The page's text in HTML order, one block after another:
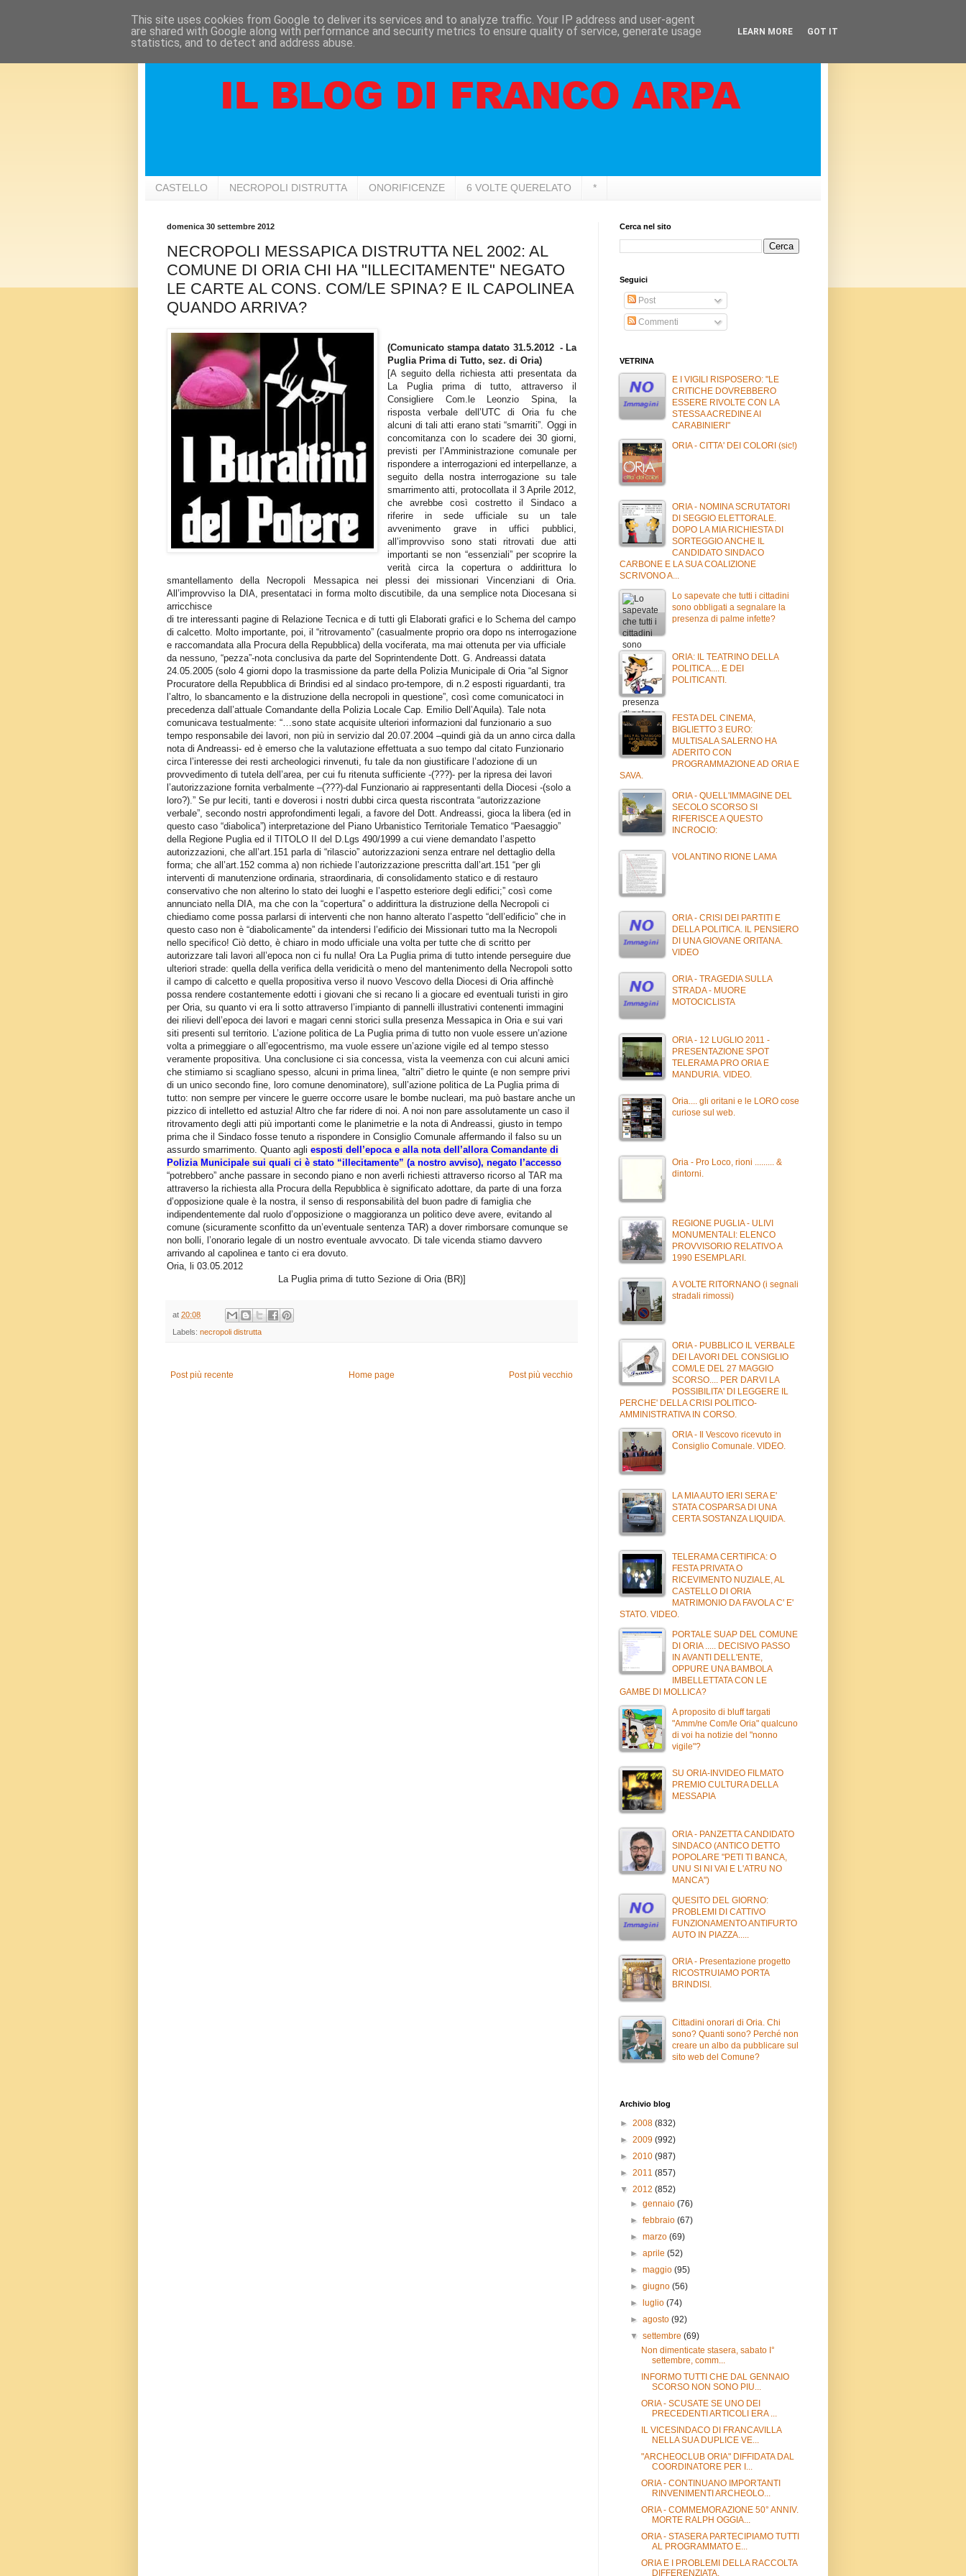
CASTELLO NECROPOLI DISTRUTTA ONORIFICENZE 6 VOLTE QUERELATO *
domenica 30 settembre 2012
NECROPOLI MESSAPICA DISTRUTTA NEL 2002: AL
COMUNE DI ORIA CHI HA "ILLECITAMENTE" NEGATO
LE CARTE AL CONS. COM/LE SPINA? E IL CAPOLINEA
QUANDO ARRIVA?
(Comunicato stampa datato 31.5.2012 - La
Puglia Prima di Tutto, sez. di Oria)
[A seguito della richiesta atti presentata da
La Puglia prima di tutto, attraverso il
Consigliere Com.le Leonzio Spina, la
risposta verbale dell’UTC di Oria fu che
alcuni di tali atti erano stati “smarriti”. Oggi in
concomitanza con lo scadere dei 30 giorni,
previsti per l’Amministrazione comunale per
rispondere a interrogazioni ed interpellanze, a
seguito della nostra interrogazione su tale
smarrimento atti, protocollata il 3 Aprile 2012,
che avrebbe così costretto il Sindaco a
riferire in sede ufficiale su un tale
avvenimento grave in uffici pubblici,
all’improvviso sono stati ritrovati due atti
importanti se non “essenziali” per scoprire la
verità circa la copertura o addirittura lo
smantellamento della Necropoli Messapica nei plessi dei missionari Vincenziani di Oria.
All’improvviso la DIA, presentataci in forma molto discutibile, da una semplice nota Diocesana si
arricchisce
di tre interessanti pagine di Relazione Tecnica e di tutti gli Elaborati grafici e lo Schema del campo
di calcetto. Molto importante, poi, il “ritrovamento” (casualmente proprio ora dopo ns interrogazione
e raccomandata alla Procura della Repubblica) della vociferata, ma mai ottenuta per via ufficiale
da nessuno, “pezza”-nota conclusiva da parte del Soprintendente Dott. G. Andreassi datata
24.05.2005 (solo 4 giorni dopo la trasmissione da parte della Polizia Municipale di Oria “al Signor
Procuratore della Repubblica di Brindisi ed al sindaco pro-tempore, di n.2 esposti riguardanti, tra
l’altro, lo sbancamento e la distruzione della necropoli in questione”, così come comunicatoci in
precedenza dall’attuale Comandante della Polizia Locale Cap. Emilio Dell’Aquila). Tale nota
comunicava testualmente: “…sono state acquisite ulteriori informazioni dal funzionario a suo
tempo responsabile dei lavori, non più in servizio dal 20.07.2004 –quindi già da un anno circa dalla
nota di Andreassi- ed è emerso che la valutazione effettuata a suo tempo dal citato Funzionario
circa l’interesse dei resti archeologici rinvenuti, fu tale da non giustificare l’adozione di un
provvedimento di tutela dell’area, per cui fu ritenuta sufficiente -(???)- per la ripresa dei lavori
l’autorizzazione fornita verbalmente –(???)-dal Funzionario ai rappresentanti della Diocesi -(solo a
loro?).” Se pur leciti, tanti e doverosi i nostri dubbi circa questa riscontrata “autorizzazione
verbale”, secondo nostri approfondimenti legali, a favore del Dott. Andreassi, gioca la libera (ed in
questo caso “diabolica”) interpretazione del Piano Urbanistico Territoriale Tematico “Paesaggio”
della Regione Puglia ed il TITOLO II del D.Lgs 490/1999 a cui viene demandato l’aspetto
autorizzazioni, che all’art.151 parla di “rilascio” autorizzazioni senza entrare nel dettaglio della
forma; che all’art.152 comma a) non richiede l’autorizzazione prescritta dall’art.151 “per gli
interventi di manutenzione ordinaria, straordinaria, di consolidamento statico e di restauro
conservativo che non alterino lo stato dei luoghi e l’aspetto esteriore degli edifici;” così come
annunciato nella DIA, ma che con la “copertura” o addirittura la distruzione della Necropoli ci
chiediamo come possa parlarsi di interventi che non hanno alterato l’aspetto “dell’edificio” che in
questo caso non è “diabolicamente” da intendersi l’edificio dei Missionari tutto ma la Necropoli
nello specifico! Ciò detto, è chiaro in modo ufficiale una volta per tutte che di scritto per
autorizzare tali lavori all’epoca non ci fu nulla! Ora La Puglia prima di tutto intende perseguire due
ulteriori strade: quella della verifica della veridicità o meno del mantenimento della Necropoli sotto
il campo di calcetto e quella propositiva verso il nuovo Vescovo della Diocesi di Oria affinchè
possa rendere costantemente edotti i giovani che si recano li a giocare ed eventuali turisti in giro
per Oria, su quanto vi era li sotto attraverso l’impianto di pannelli illustrativi contenenti immagini
dei rilievi dell’epoca dei lavori e magari cenni storici sulla presenza Messapica in Oria e sui vari
siti presenti sul territorio. L’azione politica de La Puglia prima di tutto non vuole essere un’azione
volta a primeggiare o all’egocentrismo, ma vuole essere un’azione vigile ed al tempo stesso
veramente propositiva. Una conclusione ci sia concessa, vista la veemenza con cui alcuni amici
che stimiamo si scagliano spesso, alcuni in prima linea, “altri” dietro le quinte (e non sempre privi
di un unico secondo fine, loro comune denominatore), sull’azione politica de La Puglia prima di
tutto: non sempre per vincere le guerre occorre usare le bombe nucleari, ma può bastare anche un
pizzico di intelletto ed astuzia! Altro che far ridere di noi. A noi non pare assolutamente un caso il
ritrovamento degli atti più importanti come le planimetrie e la nota di Andreassi, giusto in tempo
prima che il Sindaco fosse tenuto a rispondere in Consiglio Comunale affermando il falso su un
assurdo smarrimento. Quanto agli esposti dell’epoca e alla nota dell’allora Comandante di
Polizia Municipale sui quali ci è stato “illecitamente” (a nostro avviso), negato l’accesso
“potrebbero” anche passare in secondo piano e non averli richiesti attraverso ricorso al TAR ma
attraverso la richiesta alla Procura della Repubblica è significato adottare, da parte di una forza
d’opposizione quale è la nostra, il senso di responsabilità del buon padre di famiglia che
indipendentemente dal ruolo d’opposizione o maggioranza un politico deve avere, evitando al
comune (sicuramente sconfitto da un’eventuale sentenza TAR) a dover rimborsare comunque se
non bolli, l’onorario legale di un nostro eventuale avvocato. Di tale vicenda stiamo davvero
arrivando al capolinea e tanto ci era dovuto.
Oria, li 03.05.2012
La Puglia prima di tutto Sezione di Oria (BR)]
at 20:08
Labels: necropoli distrutta
Post più recente Post più vecchio
Home page
Cerca nel sito
Seguici
Post
Commenti
VETRINA
E I VIGILI RISPOSERO: "LE
CRITICHE DOVREBBERO
ESSERE RIVOLTE CON LA
STESSA ACREDINE AI
CARABINIERI"
ORIA - CITTA' DEI COLORI (sic!)
ORIA - NOMINA SCRUTATORI
DI SEGGIO ELETTORALE.
DOPO LA MIA RICHIESTA DI
SORTEGGIO ANCHE IL
CANDIDATO SINDACO
CARBONE E LA SUA COALIZIONE
SCRIVONO A...
Lo sapevate che tutti i cittadini
sono obbligati a segnalare la
presenza di palme infette?
ORIA: IL TEATRINO DELLA
POLITICA.... E DEI
POLITICANTI.
FESTA DEL CINEMA,
BIGLIETTO 3 EURO:
MULTISALA SALERNO HA
ADERITO CON
PROGRAMMAZIONE AD ORIA E
SAVA.
ORIA - QUELL'IMMAGINE DEL
SECOLO SCORSO SI
RIFERISCE A QUESTO
INCROCIO:
VOLANTINO RIONE LAMA
ORIA - CRISI DEI PARTITI E
DELLA POLITICA. IL PENSIERO
DI UNA GIOVANE ORITANA.
VIDEO
ORIA - TRAGEDIA SULLA
STRADA - MUORE
MOTOCICLISTA
ORIA - 12 LUGLIO 2011 -
PRESENTAZIONE SPOT
TELERAMA PRO ORIA E
MANDURIA. VIDEO.
Oria.... gli oritani e le LORO cose
curiose sul web.
Oria - Pro Loco, rioni ......... &
dintorni.
REGIONE PUGLIA - ULIVI
MONUMENTALI: ELENCO
PROVVISORIO RELATIVO A
1990 ESEMPLARI.
A VOLTE RITORNANO (i segnali
stradali rimossi)
ORIA - PUBBLICO IL VERBALE
DEI LAVORI DEL CONSIGLIO
COM/LE DEL 27 MAGGIO
SCORSO.... PER DARVI LA
POSSIBILITA' DI LEGGERE IL
PERCHE' DELLA CRISI POLITICO-
AMMINISTRATIVA IN CORSO.
ORIA - Il Vescovo ricevuto in
Consiglio Comunale. VIDEO.
LA MIA AUTO IERI SERA E'
STATA COSPARSA DI UNA
CERTA SOSTANZA LIQUIDA.
TELERAMA CERTIFICA: O
FESTA PRIVATA O
RICEVIMENTO NUZIALE, AL
CASTELLO DI ORIA
MATRIMONIO DA FAVOLA C' E'
STATO. VIDEO.
PORTALE SUAP DEL COMUNE
DI ORIA ..... DECISIVO PASSO
IN AVANTI DELL'ENTE,
OPPURE UNA BAMBOLA
IMBELLETTATA CON LE
GAMBE DI MOLLICA?
A proposito di bluff targati
"Amm/ne Com/le Oria" qualcuno
di voi ha notizie del "nonno
vigile"?
SU ORIA-INVIDEO FILMATO
PREMIO CULTURA DELLA
MESSAPIA
ORIA - PANZETTA CANDIDATO
SINDACO (ANTICO DETTO
POPOLARE "PETI TI BANCA,
UNU SI NI VAI E L'ATRU NO
MANCA")
QUESITO DEL GIORNO:
PROBLEMI DI CATTIVO
FUNZIONAMENTO ANTIFURTO
AUTO IN PIAZZA.....
ORIA - Presentazione progetto
RICOSTRUIAMO PORTA
BRINDISI.
Cittadini onorari di Oria. Chi
sono? Quanti sono? Perché non
creare un albo da pubblicare sul
sito web del Comune?
Archivio blog
► 2008 (832)
► 2009 (992)
► 2010 (987)
► 2011 (857)
▼ 2012 (852)
►gennaio(76)
►febbraio(67)
►marzo(69)
►aprile(52)
►maggio(95)
►giugno(56)
►luglio(74)
►agosto(92)
▼settembre(69)
Non dimenticate stasera, sabato I°
settembre, comm...
INFORMO TUTTI CHE DAL GENNAIO
SCORSO NON SONO PIU...
ORIA - SCUSATE SE UNO DEI
PRECEDENTI ARTICOLI ERA ...
IL VICESINDACO DI FRANCAVILLA
NELLA SUA DUPLICE VE...
"ARCHEOCLUB ORIA" DIFFIDATA DAL
COORDINATORE PER I...
ORIA - CONTINUANO IMPORTANTI
RINVENIMENTI ARCHEOLO...
ORIA - COMMEMORAZIONE 50° ANNIV.
MORTE RALPH OGGIA...
ORIA - STASERA PARTECIPIAMO TUTTI
AL PROGRAMMATO E...
ORIA E I PROBLEMI DELLA RACCOLTA
DIFFERENZIATA.
This site uses cookies from Google to deliver its services and to analyze traffic. Your IP address and user-agent
are shared with Google along with performance and security metrics to ensure quality of service, generate usage
statistics, and to detect and address abuse.
LEARN MORE GOT IT